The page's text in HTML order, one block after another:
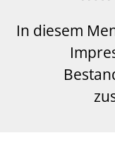
In diesem